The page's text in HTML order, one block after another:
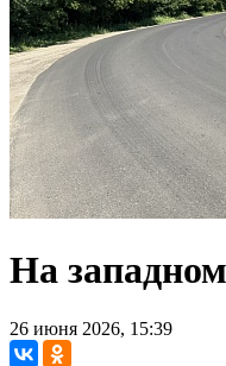
На
26 июня 2026, 15:39